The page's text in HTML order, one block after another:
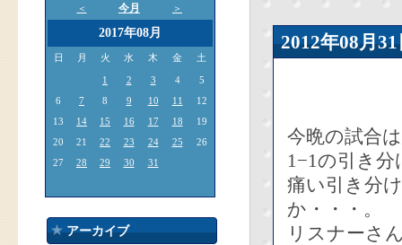
＜ 今月 ＞
2017年08月
日 月 火 水 木 金 土
1 2 3 4
5
6
7 8 9 10 11
12
13
14 15 16 17 18
19
20
21 22 23 24 25
26
27
28 29 30 31
アーカイブ
2012年08
今晩の試合
1−1の引き
痛い引き分
か・・・。
リスナーさ